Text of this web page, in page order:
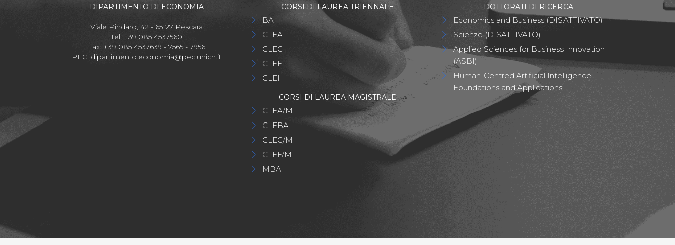
DIPARTIMENTO DI ECONOMIA
Viale Pindaro, 42 - 65127 Pescara
Tel: +39 085 4537560
Fax: +39 085 4537639 - 7565 - 7956
PEC: dipartimento.economia@pec.unich.it
CORSI DI LAUREA TRIENNALE
BA
CLEA
CLEC
CLEF
CLEII
CORSI DI LAUREA MAGISTRALE
CLEA/M
CLEBA
CLEC/M
CLEF/M
MBA
DOTTORATI DI RICERCA
Economics and Business (DISATTIVATO)
Scienze (DISATTIVATO)
Applied Sciences for Business Innovation
(ASBI)
Human-Centred Artificial Intelligence:
Foundations and Applications